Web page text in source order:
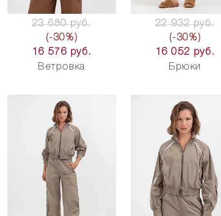
23 680 руб.
(-30%)
16 576 руб.
Ветровка
22 932 руб.
(-30%)
16 052 руб.
Брюки